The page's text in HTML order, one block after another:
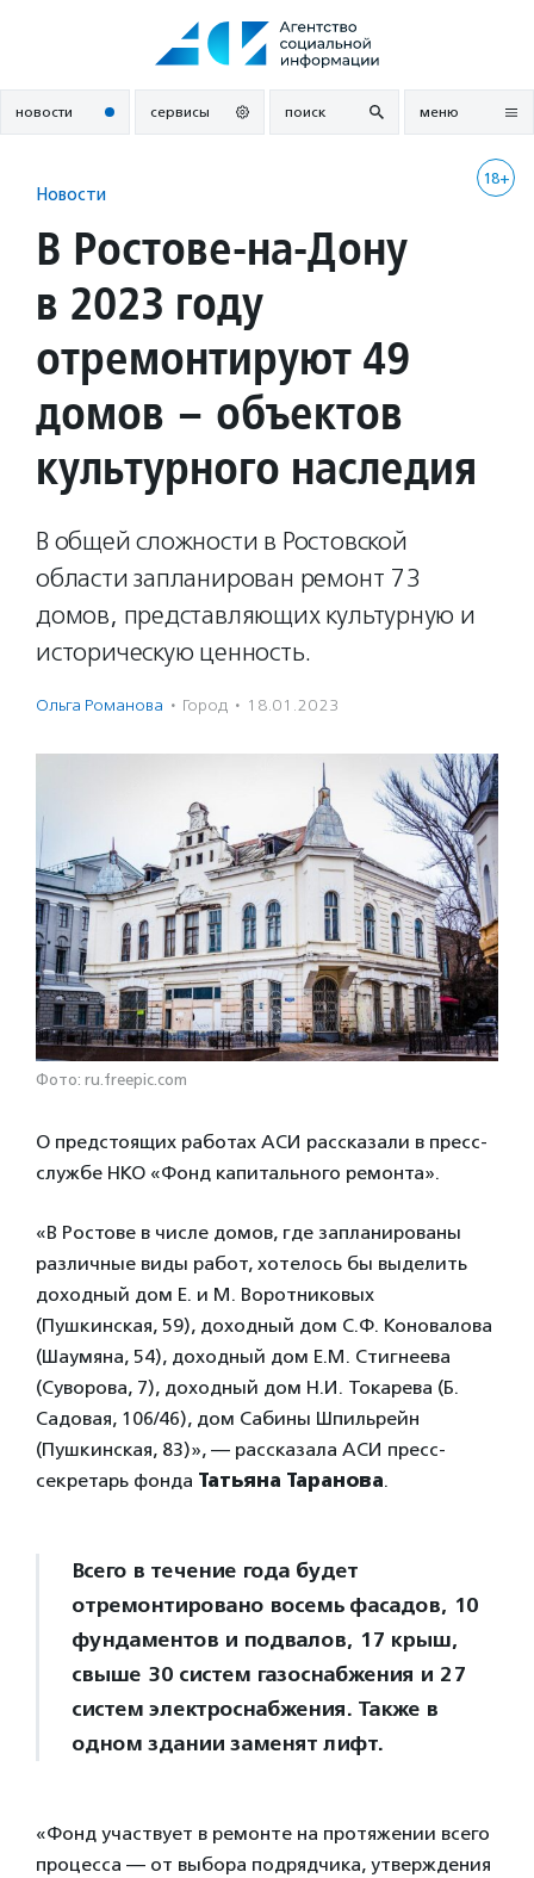
новости сервисы поиск меню
18+
Новости
В Ростове-на-Дону
в 2023 году
отремонтируют 49
домов – объектов
культурного наследия
В общей сложности в Ростовской
области запланирован ремонт 73
домов, представляющих культурную и
историческую ценность.
Ольга Романова · Город · 18.01.2023
Фото: ru.freepic.com
О предстоящих работах АСИ рассказали в пресс-
службе НКО «Фонд капитального ремонта».
«В Ростове в числе домов, где запланированы
различные виды работ, хотелось бы выделить
доходный дом Е. и М. Воротниковых
(Пушкинская, 59), доходный дом С.Ф. Коновалова
(Шаумяна, 54), доходный дом Е.М. Стигнеева
(Суворова, 7), доходный дом Н.И. Токарева (Б.
Садовая, 106/46), дом Сабины Шпильрейн
(Пушкинская, 83)», — рассказала АСИ пресс-
секретарь фонда Татьяна Таранова.
Всего в течение года будет
отремонтировано восемь фасадов, 10
фундаментов и подвалов, 17 крыш,
свыше 30 систем газоснабжения и 27
систем электроснабжения. Также в
одном здании заменят лифт.
«Фонд участвует в ремонте на протяжении всего
процесса — от выбора подрядчика, утверждения